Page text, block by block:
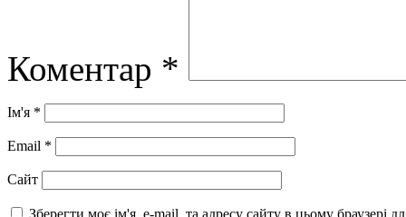
Коментар *
Ім'я *
Email *
Сайт
Зберегти моє ім'я, e-mail, та адресу сайту в цьому браузері